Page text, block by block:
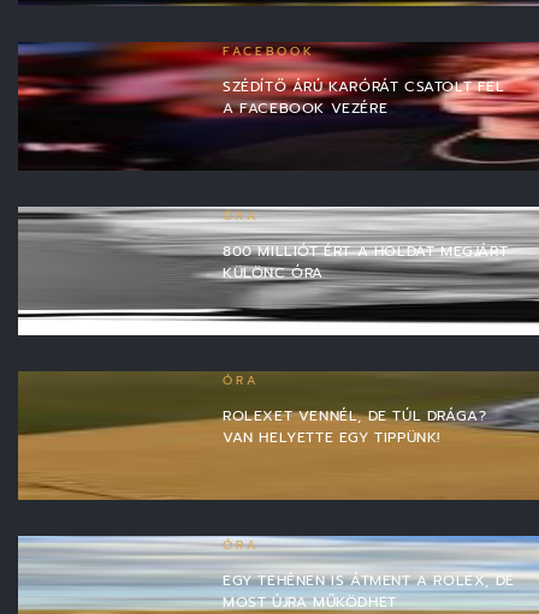
FACEBOOK
SZÉDÍTŐ ÁRÚ KARÓRÁT CSATOLT FEL
A FACEBOOK VEZÉRE
ÓRA
800 MILLIÓT ÉRT A HOLDAT MEGJÁRT
KÜLÖNC ÓRA
ÓRA
ROLEXET VENNÉL, DE TÚL DRÁGA?
VAN HELYETTE EGY TIPPÜNK!
ÓRA
EGY TEHÉNEN IS ÁTMENT A ROLEX, DE
MOST ÚJRA MŰKÖDHET